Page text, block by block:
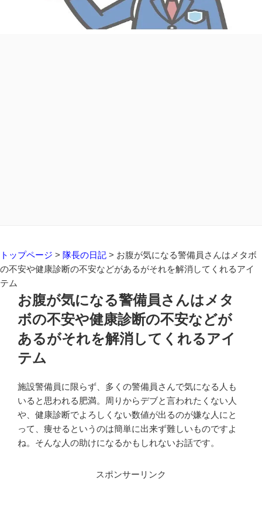
トップページ > 隊長の日記 > お腹が気になる警備員さんはメタボ
の不安や健康診断の不安などがあるがそれを解消してくれるアイ
テム
お腹が気になる警備員さんはメタ
ボの不安や健康診断の不安などが
あるがそれを解消してくれるアイ
テム
施設警備員に限らず、多くの警備員さんで気になる人も
いると思われる肥満。周りからデブと言われたくない人
や、健康診断でよろしくない数値が出るのが嫌な人にと
って、痩せるというのは簡単に出来ず難しいものですよ
ね。そんな人の助けになるかもしれないお話です。
スポンサーリンク